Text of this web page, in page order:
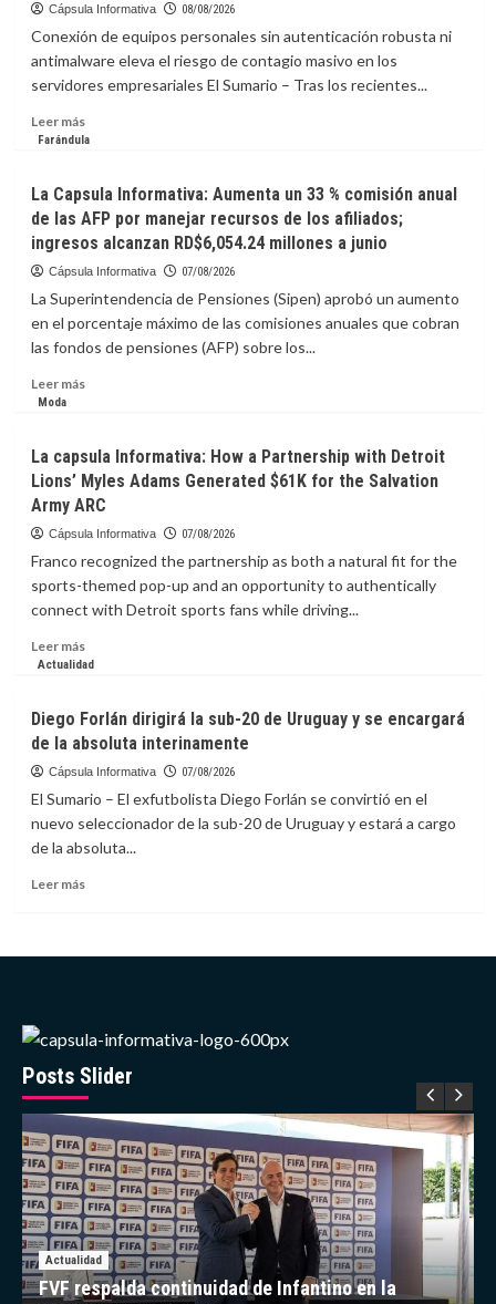
Yandel
honrados
en
los
Juventud
Cápsula Informativa 08/08/2026
Conexión de equipos personales sin autenticación robusta ni
antimalware eleva el riesgo de contagio masivo en los
servidores empresariales El Sumario – Tras los recientes...
Leer másLeer
más
en
remoto
tras
la
sísmica
expone
a
empresas
riesgos
de
ciberseguridad
Farándula
La Capsula Informativa: Aumenta un 33 % comisión anual
de las AFP por manejar recursos de los afiliados;
ingresos alcanzan RD$6,054.24 millones a junio
Cápsula Informativa 07/08/2026
La Superintendencia de Pensiones (Sipen) aprobó un aumento
en el porcentaje máximo de las comisiones anuales que cobran
las fondos de pensiones (AFP) sobre los...
Leer másLeer
Capsula
Informativa:
Aumenta
un
%
comisión
anual
las
AFP
manejar
recursos
los
afiliados;
ingresos
alcanzan
millones
Moda
La capsula Informativa: How a Partnership with Detroit
Lions’ Myles Adams Generated $61K for the Salvation
Army ARC
Cápsula Informativa 07/08/2026
Franco recognized the partnership as both a natural fit for the
sports-themed pop-up and an opportunity to authentically
connect with Detroit sports fans while driving...
Leer másLeer
más
capsula
Informativa:
How
Partnership
with
Detroit
Myles
$61K
Army
Actualidad
Diego Forlán dirigirá la sub-20 de Uruguay y se encargará
de la absoluta interinamente
Cápsula Informativa 07/08/2026
El Sumario – El exfutbolista Diego Forlán se convirtió en el
nuevo seleccionador de la sub-20 de Uruguay y estará a cargo
de la absoluta...
Leer másLeer
20
de
y
encargará
de
la
absoluta
interinamente
Posts Slider
Actualidad
FVF respalda continuidad de Infantino en la